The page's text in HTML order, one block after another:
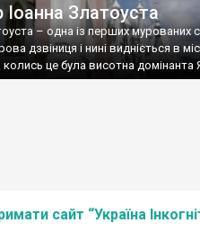
Златоуста
– одна із перших мурованих
дзвіниця і нині видніється в
колись це була висотна домінанта
сайт “Україна